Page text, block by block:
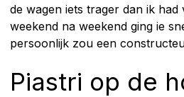
de wagen iets trager dan ik
weekend na weekend ging ie
persoonlijk zou een
Piastri op de